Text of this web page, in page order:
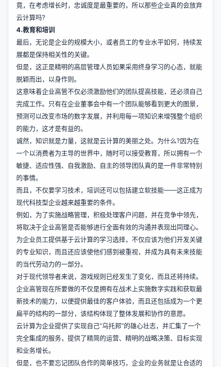
竟，在考虑增长时，忠诚度是最重要的，所以那些企业真的会放弃
云计算吗?
4.教育和培训
最后，无论是企业的规模大小，或者员工的专业水平如何，持续发
展都是保持相关性的关键。
但是，这正是精明的高层管理人员如果采用终身学习的心态，就能
脱颖而出，以身作则。
这意味着企业高管不仅必须激励他们的团队提高技能，还必须自己
完成工作。只有在企业董事会中有一个团队能够看到更大的图景，
预测可以改变市场的数字发展，并利用每一项知识来增强整个组织
的能力，这才是有益的。
诚然，知识就是力量，这就是云计算的美丽之处。为什么?因为在
一个以消费者为主导的世界中，随时可以接受教育，所以拥有一个
敏捷、适应性强、自我激励、自主的领导团队真的是一件非常特别
的事情。
而且，不仅要学习技术，培训还可以包括建立软技能——这正成为
现代科技型企业越来越重要的条件。
例如，为了实施战略管理，积极处理客户问题，并在竞争中领先，
将取决于企业高管是否能够进行全面有效的沟通并表现出同理心。
为企业员工提供基于云计算的学习选择，不仅应该为他们开发关键
的专业知识，而且还应该使他们感到被重视，并成为具有未来技能
的当代劳动力的一部分。
对于现代领导者来说，游戏规则已经发生了变化，而且还将持续。
企业高管现在所要做的不仅是拥有在战术上实施数字实践和获取最
新技术的能力，以便提供最佳的客户体验，而且还包括成为一个更
扁平的结构的一部分，该结构体现了整体发展和协作的意愿。
云计算为企业提供了实现自己“乌托邦”的雄心壮志，并汇集了一个
完全集成的服务，提供了精简的运营、精明的战略决策、目标实现
和业务增长。
但是，也不要忘记团队合作的简单技巧，企业的业务就是让合适的